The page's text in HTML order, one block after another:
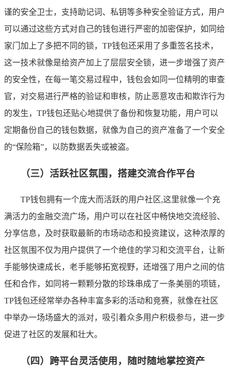
谨的安全卫士，支持助记词、私钥等多种安全验证方式，用户
可以通过这些方式对自己的钱包进行严密的加密保护，如同给
家门加上了多把不同的锁，TP钱包还采用了多重签名技术，
这一技术就像是给资产加上了层层安全锁，进一步增强了资产
的安全性，在每一笔交易过程中，钱包会如同一位精明的审查
官，对交易进行严格的验证和审核，防止恶意攻击和欺诈行为
的发生，TP钱包还贴心地提供了备份和恢复功能，用户可以
定期备份自己的钱包数据，就像为自己的资产准备了一个安全
的“保险箱”，以防数据丢失或被盗。
（三）活跃社区氛围，搭建交流合作平台
TP钱包拥有一个庞大而活跃的用户社区,这里就像一个充
满活力的金融交流广场，用户可以在社区中畅快地交流经验、
分享信息，及时获取最新的市场动态和投资建议，这种浓厚的
社区氛围不仅为用户提供了一个绝佳的学习和交流平台，让新
手能够快速成长，老手能够拓宽视野，还增强了用户之间的信
任和合作，如同将一颗颗分散的珍珠串成了一条美丽的项链，
TP钱包还经常举办各种丰富多彩的活动和竞赛，就像在社区
中举办一场场盛大的派对，吸引着众多用户积极参与，进一步
促进了社区的发展和壮大。
（四）跨平台灵活使用，随时随地掌控资产